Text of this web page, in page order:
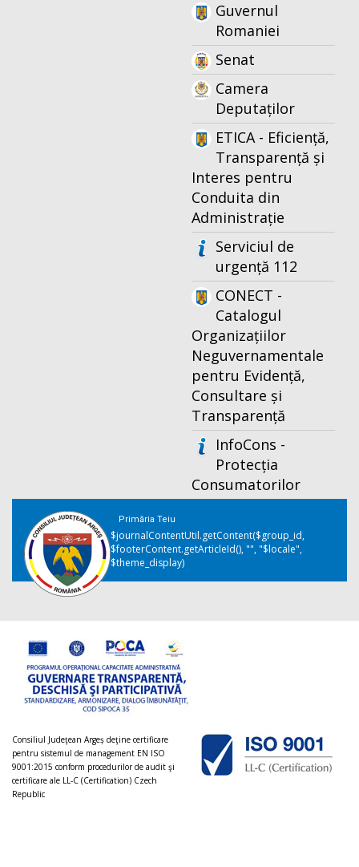
Guvernul
Romaniei
Senat
Camera
Deputaților
ETICA - Eficiență,
Transparență și
Interes pentru
Conduita din
Administrație
Serviciul de
urgență 112
CONECT -
Catalogul
Organizațiilor
Neguvernamentale
pentru Evidență,
Consultare și
Transparență
InfoCons -
Protecția
Consumatorilor
Primăria Teiu
$journalContentUtil.getContent($group_id,
$footerContent.getArticleId(), "", "$locale",
$theme_display)
Consiliul Judeţean Argeș deţine certificare
pentru sistemul de management EN ISO
9001:2015 conform procedurilor de audit şi
certificare ale LL-C (Certification) Czech
Republic